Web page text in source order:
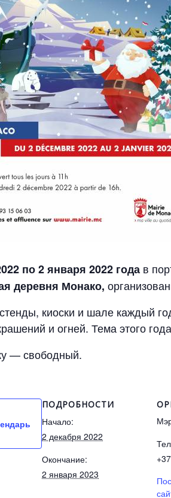
по 2 января 2022 года в
деревня Монако,
киоски и шале каждый
и огней. Тема этого
— свободный.
ПОДРОБНОСТИ
Начало:
2 декабря 2022
Окончание:
2 января 2023